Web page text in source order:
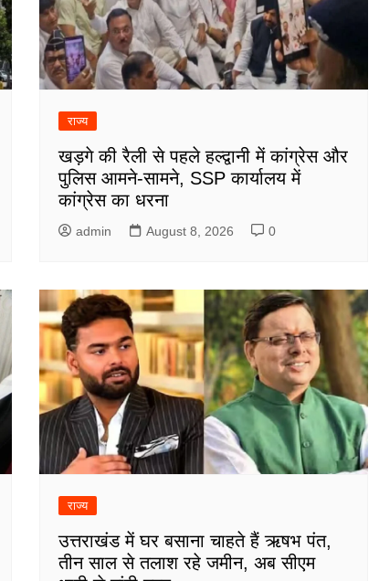
राज्य
खड़गे की रैली से पहले हल्द्वानी में कांग्रेस और
पुलिस आमने-सामने, SSP कार्यालय में
कांग्रेस का धरना
admin August 8, 2026 0
राज्य
उत्तराखंड में घर बसाना चाहते हैं ऋषभ पंत,
तीन साल से तलाश रहे जमीन, अब सीएम